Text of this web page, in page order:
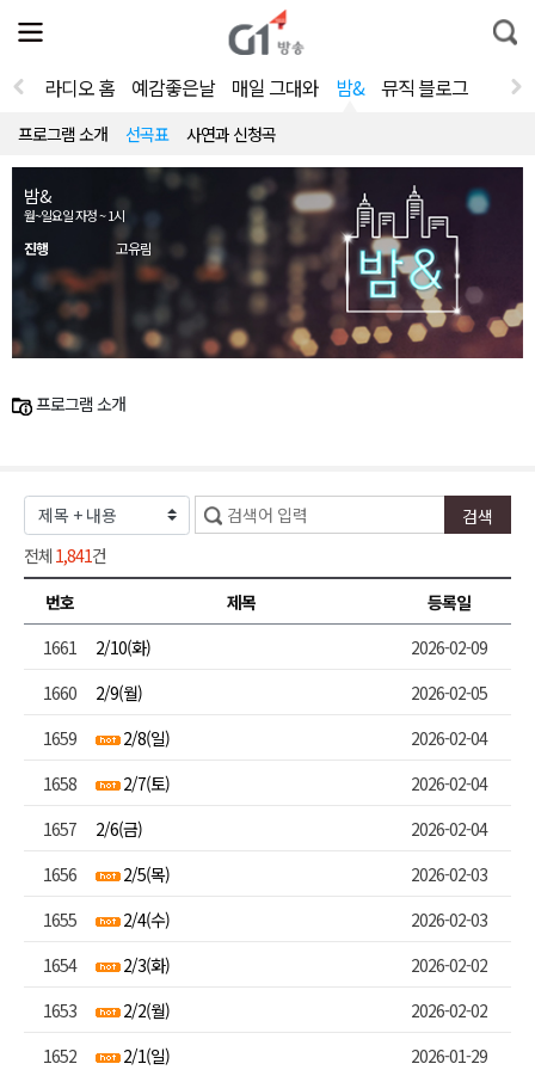
전
체
뉴
열
통
합
라디오 홈 예감좋은날 매일 그대와 밤& 뮤직 블로그
프로그램 소개 선곡표 사연과 신청곡
밤&
월~일요일 자정 ~ 1시
진행 고유림
프로그램 소개
전체 1,841건
번호
제목
등록일
1661
2/10(화)
2026-02-09
1660
2/9(월)
2026-02-05
1659
2/8(일)
2026-02-04
1658
2/7(토)
2026-02-04
1657
2/6(금)
2026-02-04
1656
2/5(목)
2026-02-03
1655
2/4(수)
2026-02-03
1654
2/3(화)
2026-02-02
1653
2/2(월)
2026-02-02
1652
2/1(일) 2026-01-29